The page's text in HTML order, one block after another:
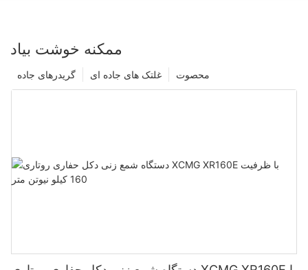
ممکنه خوشت بیاد
محصوت غلتک های جاده ای گریدرهای جاده